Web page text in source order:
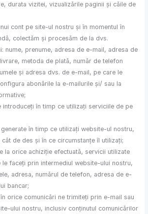
durata vizitei, vizualizările paginii și căile de
cont pe site-ul nostru și în momentul în
colectăm și procesăm de la dvs.
nume, prenume, adresa de e-mail, adresa de
metoda de plată, număr de telefon
și adresa dvs. de e-mail, pe care le
abonările la e-mailurile și/ sau la
introduceți în timp ce utilizați serviciile de pe
în timp ce utilizați website-ul nostru,
de des și în ce circumstanțe îl utilizați;
la orice achiziție efectuată, servicii utilizate
le faceți prin intermediul website-ului nostru,
adresa, numărul de telefon, adresa de e-
bancar;
orice comunicări ne trimiteți prin e-mail sau
ului nostru, inclusiv conținutul comunicărilor